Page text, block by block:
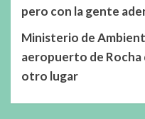
pero con la gente
Ministerio de
aeropuerto de
otro lugar